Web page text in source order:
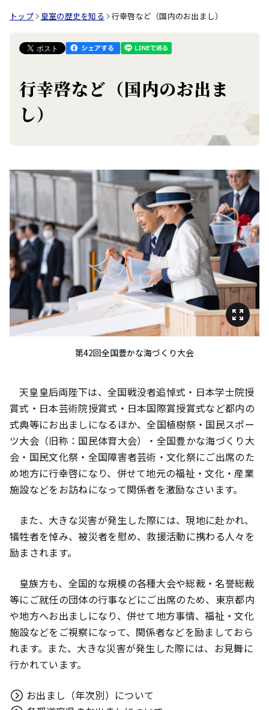
トップ 皇室の歴史を知る 行幸啓など（国内のお出まし）
行幸啓など（国内のお出ま
し）
第42回全国豊かな海づくり大会
天皇皇后両陛下は、全国戦没者追悼式・日本学士院授
賞式・日本芸術院授賞式・日本国際賞授賞式など都内の
式典等にお出ましになるほか、全国植樹祭・国民スポー
ツ大会（旧称：国民体育大会）・全国豊かな海づくり大
会・国民文化祭・全国障害者芸術・文化祭にご出席のた
め地方に行幸啓になり、併せて地元の福祉・文化・産業
施設などをお訪ねになって関係者を激励なさいます。
また、大きな災害が発生した際には、現地に赴かれ、
犠牲者を悼み、被災者を慰め、救援活動に携わる人々を
励まされます。
皇族方も、全国的な規模の各種大会や総裁・名誉総裁
等にご就任の団体の行事などにご出席のため、東京都内
や地方へお出ましになり、併せて地方事情、福祉・文化
施設などをご視察になって、関係者などを励ましておら
れます。また、大きな災害が発生した際には、お見舞に
行かれています。
お出まし（年次別）について